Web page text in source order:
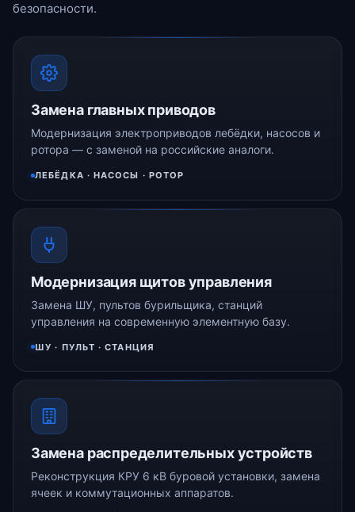
безопасности.
Замена главных приводов
Модернизация электроприводов лебёдки, насосов и
ротора — с заменой на российские аналоги.
ЛЕБЁДКА · НАСОСЫ · РОТОР
Модернизация щитов управления
Замена ШУ, пультов бурильщика, станций
управления на современную элементную базу.
ШУ · ПУЛЬТ · СТАНЦИЯ
Замена распределительных устройств
Реконструкция КРУ 6 кВ буровой установки, замена
ячеек и коммутационных аппаратов.